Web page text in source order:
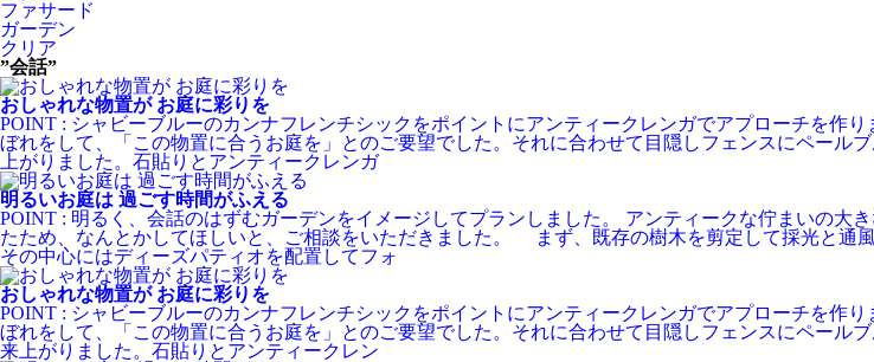
ファサード
ガーデン
クリア
”会話”
おしゃれな物置が お庭に彩りを
POINT : シャビーブルーのカンナフレンチシックをポイントにアンティークレンガでアプローチを作
ぼれをして、「この物置に合うお庭を」とのご要望でした。それに合わせて目隠しフェンスにペール
上がりました。石貼りとアンティークレンガ
明るいお庭は 過ごす時間がふえる
POINT : 明るく、会話のはずむガーデンをイメージしてプランしました。 アンティークな佇まいの
たため、なんとかしてほしいと、ご相談をいただきました。 まず、既存の樹木を剪定して採光と通
その中心にはディーズパティオを配置してフォ
おしゃれな物置が お庭に彩りを
POINT : シャビーブルーのカンナフレンチシックをポイントにアンティークレンガでアプローチを作
ぼれをして、「この物置に合うお庭を」とのご要望でした。それに合わせて目隠しフェンスにペール
来上がりました。石貼りとアンティークレン